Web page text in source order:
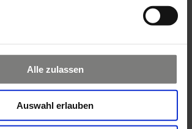
Alle zulassen
Auswahl erlauben
Arista NORD